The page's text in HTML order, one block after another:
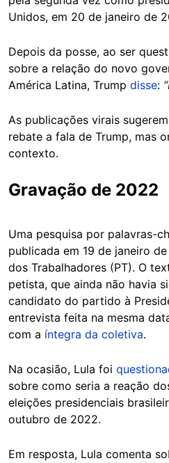
Unidos, em 20 de janeiro de
Depois da posse, ao ser
sobre a relação do novo
América Latina, Trump disse:
As publicações virais
rebate a fala de Trump, mas
contexto.
Gravação de 2022
Uma pesquisa por palavras-
publicada em 19 de janeiro
dos Trabalhadores (PT). O
petista, que ainda não havia
candidato do partido à
entrevista feita na mesma
com a íntegra da coletiva.
Na ocasião, Lula foi
sobre como seria a reação
eleições presidenciais
outubro de 2022.
Em resposta, Lula comenta